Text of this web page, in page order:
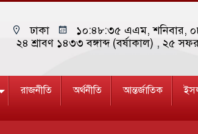
ঢাকা ১০:৪৮:৩৬ এএম, শনিবার,
২৪ শ্রাবণ ১৪৩৩ বঙ্গাব্দ (বর্ষাকাল) , ২৫
রাজনীতি অর্থনীতি আন্তর্জাতিক